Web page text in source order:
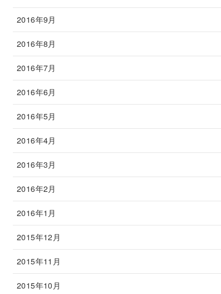
2016年9月
2016年8月
2016年7月
2016年6月
2016年5月
2016年4月
2016年3月
2016年2月
2016年1月
2015年12月
2015年11月
2015年10月